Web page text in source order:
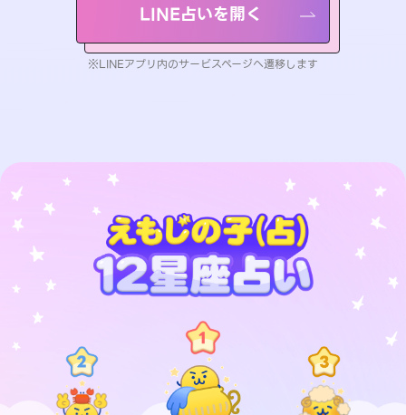
LINE占いを開く
※LINEアプリ内のサービスページへ遷移します